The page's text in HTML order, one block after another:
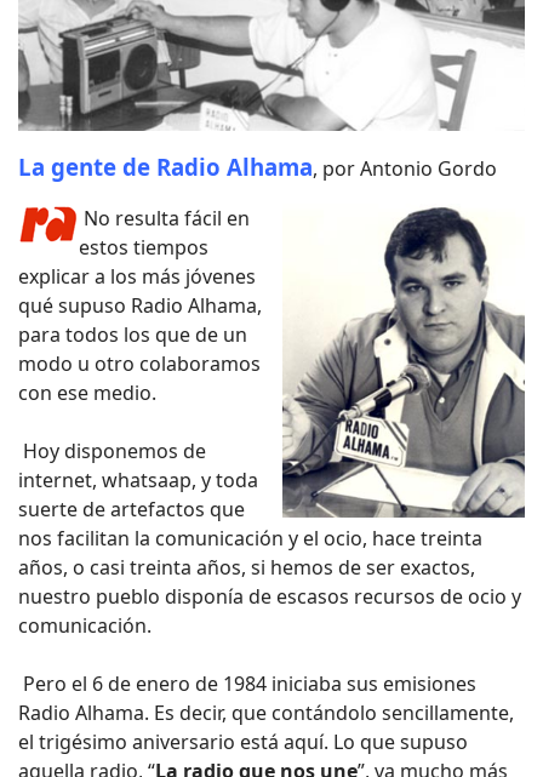
La gente de Radio Alhama, por Antonio Gordo
No resulta fácil en
estos tiempos
explicar a los más jóvenes
qué supuso Radio Alhama,
para todos los que de un
modo u otro colaboramos
con ese medio.
Hoy disponemos de
internet, whatsaap, y toda
suerte de artefactos que
nos facilitan la comunicación y el ocio, hace treinta
años, o casi treinta años, si hemos de ser exactos,
nuestro pueblo disponía de escasos recursos de ocio y
comunicación.
Pero el 6 de enero de 1984 iniciaba sus emisiones
Radio Alhama. Es decir, que contándolo sencillamente,
el trigésimo aniversario está aquí. Lo que supuso
aquella radio, “La radio que nos une”, va mucho más